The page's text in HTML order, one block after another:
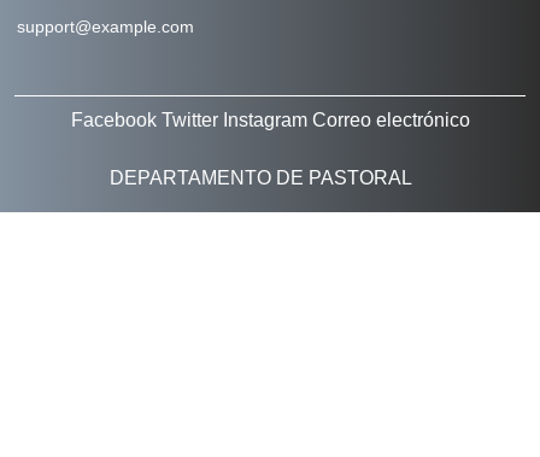
support@example.com
Facebook Twitter Instagram Correo electrónico
DEPARTAMENTO DE PASTORAL